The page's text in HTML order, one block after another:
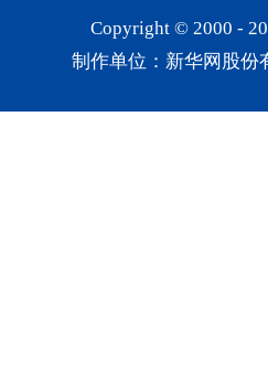
Copyright © 2000 -
制作单位：新华网股